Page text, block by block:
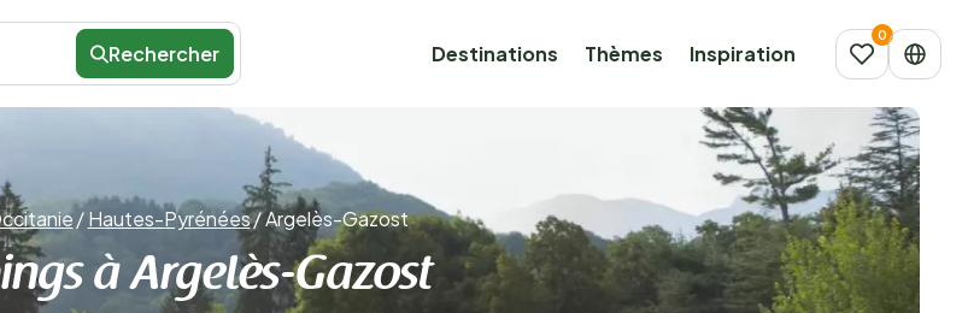
Rechercher Destinations Thèmes Inspiration
/Hautes-Pyrénées/Argelès-Gazost
à Argelès-Gazost